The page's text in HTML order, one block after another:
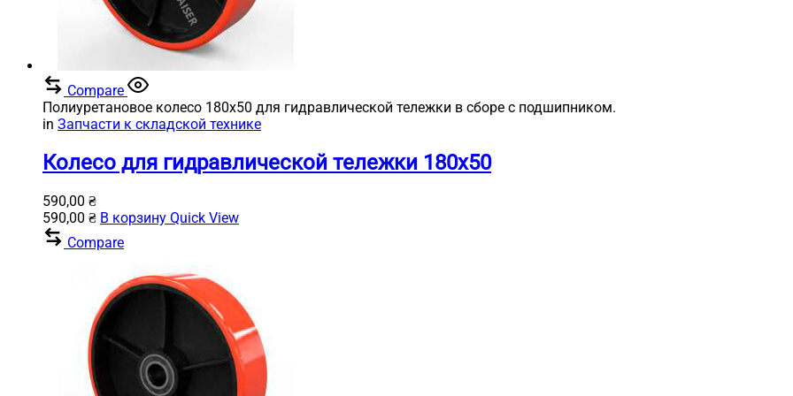
Compare
Полиуретановое колесо 180х50 для гидравлической тележки в сборе с подшипником.
in Запчасти к складской технике
Колесо для гидравлической тележки 180х50
590,00 ₴
590,00 ₴ В корзину Quick View
Compare